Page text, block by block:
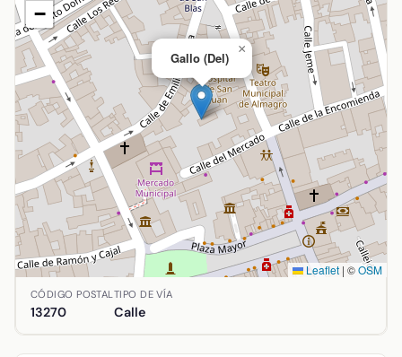
Gallo (Del)
×
−
Leaflet | ©OSM
Ubicación de Gallo (Del) en Almagro, Ciudad Real.
CÓDIGO POSTAL
13270
TIPO DE VÍA
Calle